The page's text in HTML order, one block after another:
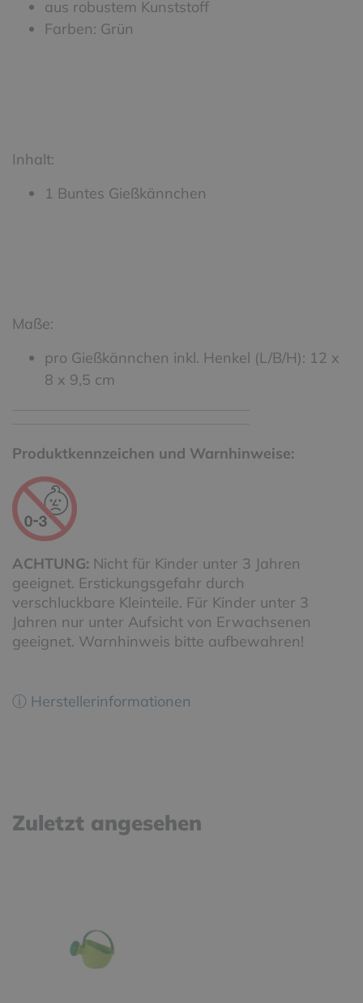
aus robustem Kunststoff
Farben: Grün
Inhalt:
1 Buntes Gießkännchen
Maße:
pro Gießkännchen inkl. Henkel (L/B/H): 12 x
8 x 9,5 cm
Produktkennzeichen und Warnhinweise:
ACHTUNG: Nicht für Kinder unter 3 Jahren
geeignet. Erstickungsgefahr durch
verschluckbare Kleinteile. Für Kinder unter 3
Jahren nur unter Aufsicht von Erwachsenen
geeignet. Warnhinweis bitte aufbewahren!
ⓘ Herstellerinformationen
Zuletzt angesehen